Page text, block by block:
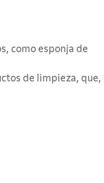
como esponja de
de limpieza, que,